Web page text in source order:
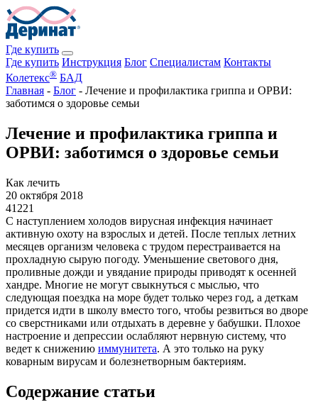
Где купить
Где купить Инструкция Блог Специалистам Контакты
Колетекс® БАД
Главная - Блог - Лечение и профилактика гриппа и ОРВИ:
заботимся о здоровье семьи
Лечение и профилактика гриппа и
ОРВИ: заботимся о здоровье семьи
Как лечить
20 октября 2018
41221
С наступлением холодов вирусная инфекция начинает
активную охоту на взрослых и детей. После теплых летних
месяцев организм человека с трудом перестраивается на
прохладную сырую погоду. Уменьшение светового дня,
проливные дожди и увядание природы приводят к осенней
хандре. Многие не могут свыкнуться с мыслью, что
следующая поездка на море будет только через год, а деткам
придется идти в школу вместо того, чтобы резвиться во дворе
со сверстниками или отдыхать в деревне у бабушки. Плохое
настроение и депрессии ослабляют нервную систему, что
ведет к снижению иммунитета. А это только на руку
коварным вирусам и болезнетворным бактериям.
Содержание статьи